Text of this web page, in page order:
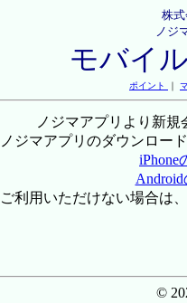
株
ノジ
モバイ
ポイント ｜
ノジマアプリより新規
ノジマアプリのダウンロー
iPhone
利用いただけない場合は
©